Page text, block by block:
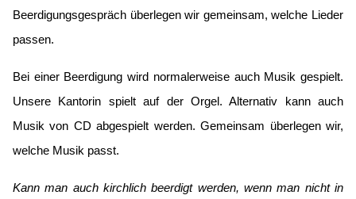
Beerdigungsgespräch überlegen wir gemeinsam, welche Lieder
passen.
Bei einer Beerdigung wird normalerweise auch Musik gespielt.
Unsere Kantorin spielt auf der Orgel. Alternativ kann auch
Musik von CD abgespielt werden. Gemeinsam überlegen wir,
welche Musik passt.
Kann man auch kirchlich beerdigt werden, wenn man nicht in